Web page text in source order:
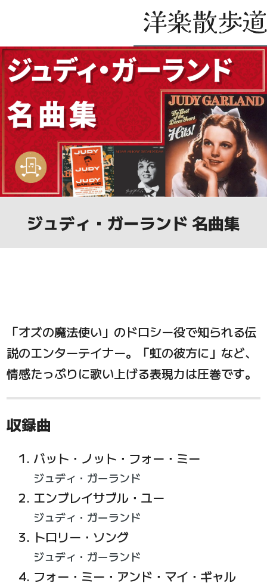
ジュディ・ガーランド 名曲集
「オズの魔法使い」のドロシー役で知られる伝
説のエンターテイナー。「虹の彼方に」など、
情感たっぷりに歌い上げる表現力は圧巻です。
収録曲
バット・ノット・フォー・ミー
ジュディ・ガーランド
エンブレイサブル・ユー
ジュディ・ガーランド
トロリー・ソング
ジュディ・ガーランド
フォー・ミー・アンド・マイ・ギャル